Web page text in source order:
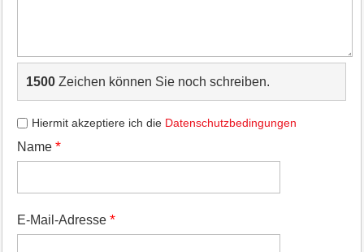
1500Zeichen können Sie noch schreiben.
Hiermit akzeptiere ich die Datenschutzbedingungen
Name *
E-Mail-Adresse *